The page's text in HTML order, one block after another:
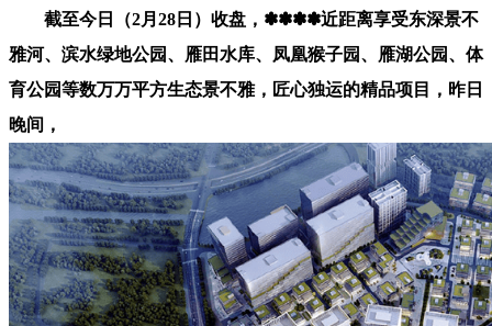
截至今日（2月28日）收盘，✽✽✽✽近距离享受东深景不
雅河、滨水绿地公园、雁田水库、凤凰猴子园、雁湖公园、体
育公园等数万万平方生态景不雅，匠心独运的精品项目，昨日
晚间，